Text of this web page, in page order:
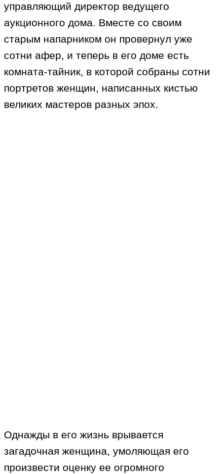
управляющий директор ведущего
аукционного дома. Вместе со своим
старым напарником он провернул уже
сотни афер, и теперь в его доме есть
комната-тайник, в которой собраны сотни
портретов женщин, написанных кистью
великих мастеров разных эпох.
Однажды в его жизнь врывается
загадочная женщина, умоляющая его
произвести оценку ее огромного